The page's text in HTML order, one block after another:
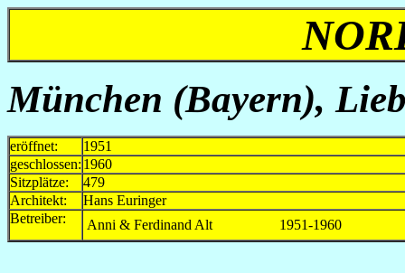
München (Bayern),
eröffnet:
1951
geschlossen: 1960
Sitzplätze:
479
Architekt:
Hans Euringer
Betreiber:
Anni & Ferdinand Alt 1951-1960